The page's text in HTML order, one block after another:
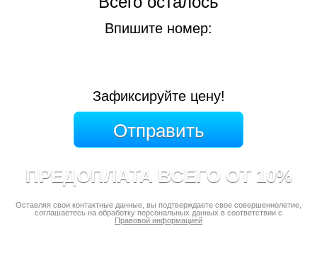
Впишите номер:
Зафиксируйте цену!
ПРЕДОПЛАТА ВСЕГО ОТ 10%
Оставляя свои контактные данные, вы подтверждаете свое совершеннолетие,
соглашаетесь на обработку персональных данных в соответствии с
Правовой информацией